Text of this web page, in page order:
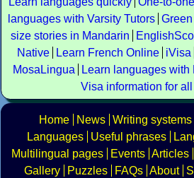
languages with Varsity Tutors
size stories in Mandarin
Native
Learn French Online iVisa
MosaLingua
Learn languages with
Visa information for
Home News Writing systems
Languages
Useful phrases
Multilingual pages
Events Articles
Gallery
Puzzles FAQs About